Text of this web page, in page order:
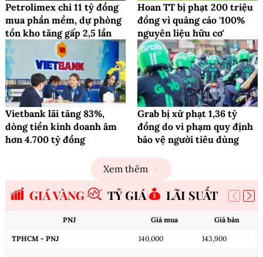
Petrolimex chi 11 tỷ đồng
mua phần mềm, dự phòng
tồn kho tăng gấp 2,5 lần
Hoan TT bị phạt 200 triệu
đồng vì quảng cáo '100%
nguyên liệu hữu cơ'
Vietbank lãi tăng 83%,
dòng tiền kinh doanh âm
hơn 4.700 tỷ đồng
Grab bị xử phạt 1,36 tỷ
đồng do vi phạm quy định
bảo vệ người tiêu dùng
Xem thêm
GIÁ VÀNG TỶ GIÁ LÃI SUẤT
PNJ Giá mua Giá bán
TPHCM - PNJ 140,000 143,900